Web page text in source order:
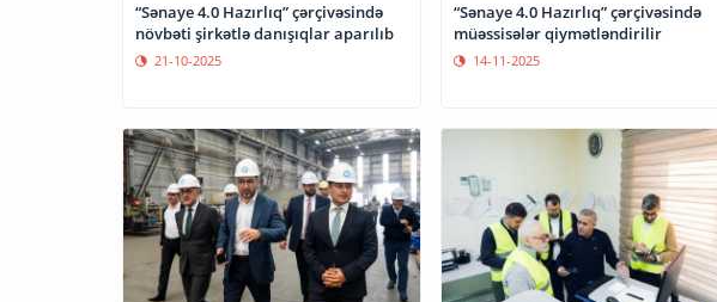
“Sənaye 4.0 Hazırlıq” çərçivəsində
növbəti şirkətlə danışıqlar aparılıb
21-10-2025
“Sənaye 4.0 Hazırlıq” çərçivəsində
müəssisələr qiymətləndirilir
14-11-2025